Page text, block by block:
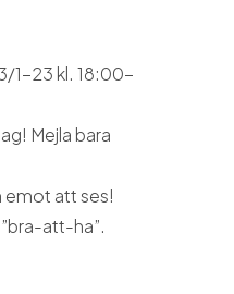
1-23 kl. 18:00-
Mejla bara
emot att ses!
att-ha”.